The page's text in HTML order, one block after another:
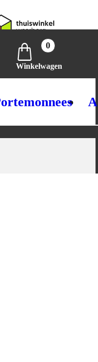
0
Winkelwagen